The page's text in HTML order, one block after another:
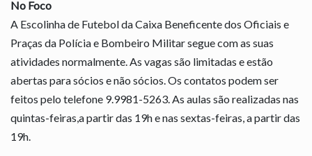
No Foco
A Escolinha de Futebol da Caixa Beneficente dos Oficiais e
Praças da Polícia e Bombeiro Militar segue com as suas
atividades normalmente. As vagas são limitadas e estão
abertas para sócios e não sócios. Os contatos podem ser
feitos pelo telefone 9.9981-5263. As aulas são realizadas nas
quintas-feiras,a partir das 19h e nas sextas-feiras, a partir das
19h.